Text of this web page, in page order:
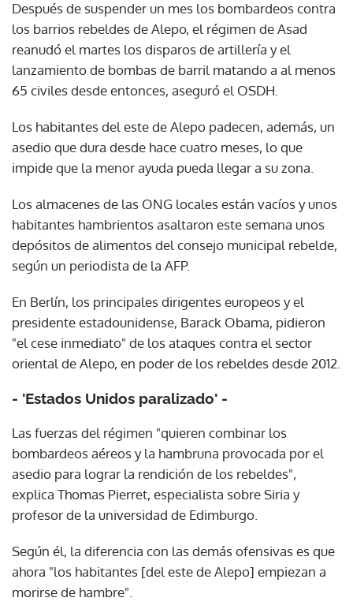
Después de suspender un mes los bombardeos contra
los barrios rebeldes de Alepo, el régimen de Asad
reanudó el martes los disparos de artillería y el
lanzamiento de bombas de barril matando a al menos
65 civiles desde entonces, aseguró el OSDH.
Los habitantes del este de Alepo padecen, además, un
asedio que dura desde hace cuatro meses, lo que
impide que la menor ayuda pueda llegar a su zona.
Los almacenes de las ONG locales están vacíos y unos
habitantes hambrientos asaltaron este semana unos
depósitos de alimentos del consejo municipal rebelde,
según un periodista de la AFP.
En Berlín, los principales dirigentes europeos y el
presidente estadounidense, Barack Obama, pidieron
"el cese inmediato" de los ataques contra el sector
oriental de Alepo, en poder de los rebeldes desde 2012.
- 'Estados Unidos paralizado' -
Las fuerzas del régimen "quieren combinar los
bombardeos aéreos y la hambruna provocada por el
asedio para lograr la rendición de los rebeldes",
explica Thomas Pierret, especialista sobre Siria y
profesor de la universidad de Edimburgo.
Según él, la diferencia con las demás ofensivas es que
ahora "los habitantes [del este de Alepo] empiezan a
morirse de hambre".